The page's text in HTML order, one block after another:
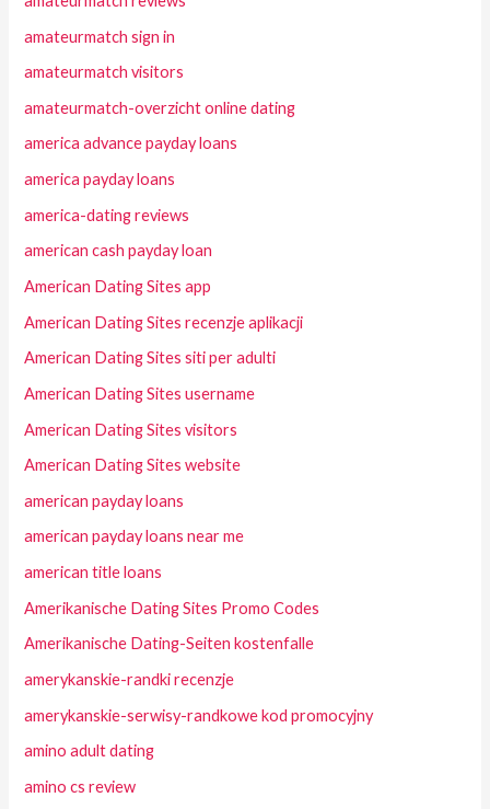
amateurmatch sign in
amateurmatch visitors
amateurmatch-overzicht online dating
america advance payday loans
america payday loans
america-dating reviews
american cash payday loan
American Dating Sites app
American Dating Sites recenzje aplikacji
American Dating Sites siti per adulti
American Dating Sites username
American Dating Sites visitors
American Dating Sites website
american payday loans
american payday loans near me
american title loans
Amerikanische Dating Sites Promo Codes
Amerikanische Dating-Seiten kostenfalle
amerykanskie-randki recenzje
amerykanskie-serwisy-randkowe kod promocyjny
amino adult dating
amino cs review